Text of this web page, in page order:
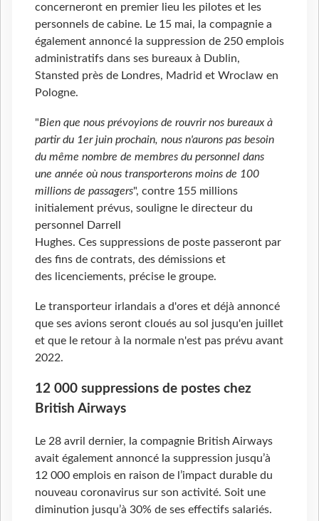
concerneront en premier lieu les pilotes et les
personnels de cabine. Le 15 mai, la compagnie a
également annoncé la suppression de 250 emplois
administratifs dans ses bureaux à Dublin,
Stansted près de Londres, Madrid et Wroclaw en
Pologne.
"Bien que nous prévoyions de rouvrir nos bureaux à
partir du 1er juin prochain, nous n'aurons pas besoin
du même nombre de membres du personnel dans
une année où nous transporterons moins de 100
millions de passagers", contre 155 millions
initialement prévus, souligne le directeur du
personnel Darrell
Hughes. Ces suppressions de poste passeront par
des fins de contrats, des démissions et
des licenciements, précise le groupe.
Le transporteur irlandais a d'ores et déjà annoncé
que ses avions seront cloués au sol jusqu'en juillet
et que le retour à la normale n'est pas prévu avant
2022.
12 000 suppressions de postes chez
British Airways
Le 28 avril dernier, la compagnie British Airways
avait également annoncé la suppression jusqu’à
12 000 emplois en raison de l’impact durable du
nouveau coronavirus sur son activité. Soit une
diminution jusqu’à 30% de ses effectifs salariés.